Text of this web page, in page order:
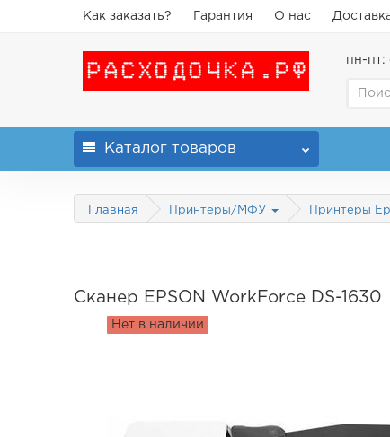
Как заказать? Гарантия О нас
пн-пт:
Каталог товаров
Главная Принтеры/МФУ Принтеры
Сканер EPSON WorkForce DS-1630
Нет в наличии